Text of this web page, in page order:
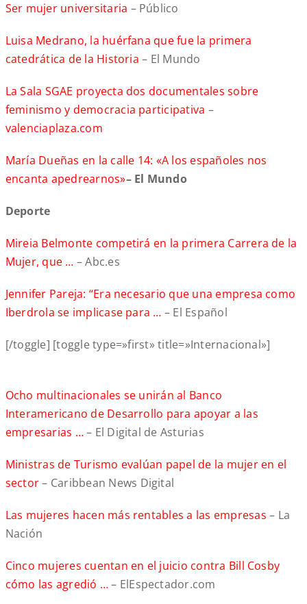
Ser mujer universitaria – Público
Luisa Medrano, la huérfana que fue la primera
catedrática de la Historia – El Mundo
La Sala SGAE proyecta dos documentales sobre
feminismo y democracia participativa –
valenciaplaza.com
María Dueñas en la calle 14: «A los españoles nos
encanta apedrearnos»– El Mundo
Deporte
Mireia Belmonte competirá en la primera Carrera de la
Mujer, que … – Abc.es
Jennifer Pareja: “Era necesario que una empresa como
Iberdrola se implicase para … – El Español
[/toggle] [toggle type=»first» title=»Internacional»]
Ocho multinacionales se unirán al Banco
Interamericano de Desarrollo para apoyar a las
empresarias …– El Digital de Asturias
Ministras de Turismo evalúan papel de la mujer en el
sector– Caribbean News Digital
Las mujeres hacen más rentables a las empresas – La
Nación
Cinco mujeres cuentan en el juicio contra Bill Cosby
cómo las agredió …– ElEspectador.com